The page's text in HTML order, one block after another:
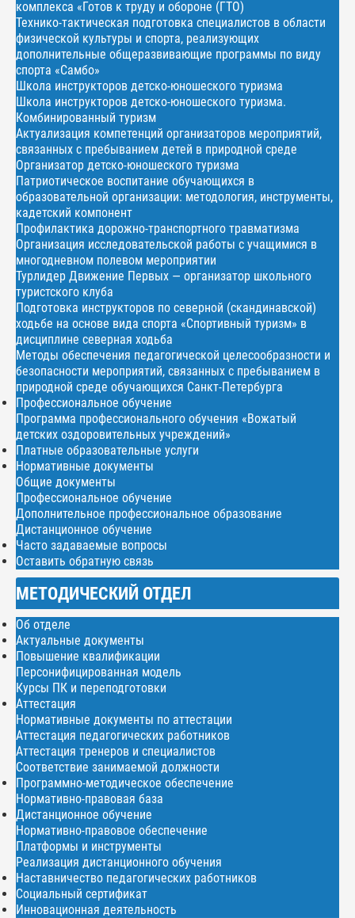
комплекса «Готов к труду и обороне (ГТО)
Технико-тактическая подготовка специалистов в области
физической культуры и спорта, реализующих
дополнительные общеразвивающие программы по виду
спорта «Самбо»
Школа инструкторов детско-юношеского туризма
Школа инструкторов детско-юношеского туризма.
Комбинированный туризм
Актуализация компетенций организаторов мероприятий,
связанных с пребыванием детей в природной среде
Организатор детско-юношеского туризма
Патриотическое воспитание обучающихся в
образовательной организации: методология, инструменты,
кадетский компонент
Профилактика дорожно-транспортного травматизма
Организация исследовательской работы с учащимися в
многодневном полевом мероприятии
Турлидер Движение Первых — организатор школьного
туристского клуба
Подготовка инструкторов по северной (скандинавской)
ходьбе на основе вида спорта «Спортивный туризм» в
дисциплине северная ходьба
Методы обеспечения педагогической целесообразности и
безопасности мероприятий, связанных с пребыванием в
природной среде обучающихся Санкт-Петербурга
Профессиональное обучение
Программа профессионального обучения «Вожатый
детских оздоровительных учреждений»
Платные образовательные услуги
Нормативные документы
Общие документы
Профессиональное обучение
Дополнительное профессиональное образование
Дистанционное обучение
Часто задаваемые вопросы
Оставить обратную связь
МЕТОДИЧЕСКИЙ ОТДЕЛ
Об отделе
Актуальные документы
Повышение квалификации
Персонифицированная модель
Курсы ПК и переподготовки
Аттестация
Нормативные документы по аттестации
Аттестация педагогических работников
Аттестация тренеров и специалистов
Соответствие занимаемой должности
Программно-методическое обеспечение
Нормативно-правовая база
Дистанционное обучение
Нормативно-правовое обеспечение
Платформы и инструменты
Реализация дистанционного обучения
Наставничество педагогических работников
Социальный сертификат
Инновационная деятельность